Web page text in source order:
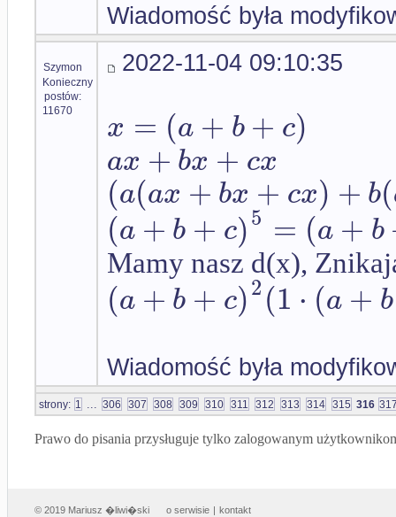
Wiadomość była
Szymon
Konieczny
postów:
11670
2022-11-04 09:10:35
x = (a + b+ c)
ax + bx + cx
(a(ax + bx + cx) + b(
(a + b + c)5 = (a + b
Mamy nasz d(x),
(a + b + c)2(1 ⋅ (a + b
Wiadomość była
strony: 1 ... 306 307 308 309 310 311 312 313 314 315 316
Prawo do pisania przysługuje tylko zalogowanym
© 2019 Mariusz �liwi�ski o serwisie | kontakt